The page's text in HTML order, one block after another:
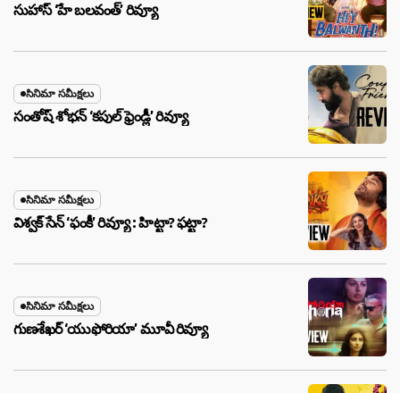
సుహాస్ ‘హే బలవంత్’ రివ్యూ
సినిమా సమీక్షలు
సంతోష్ శోభన్ ‘కపుల్ ఫ్రెండ్లీ’ రివ్యూ
సినిమా సమీక్షలు
విశ్వక్ సేన్ ‘ఫంకీ’ రివ్యూ : హిట్టా? ఫట్టా?
సినిమా సమీక్షలు
గుణశేఖర్ ‘యుఫోరియా’ మూవీ రివ్యూ